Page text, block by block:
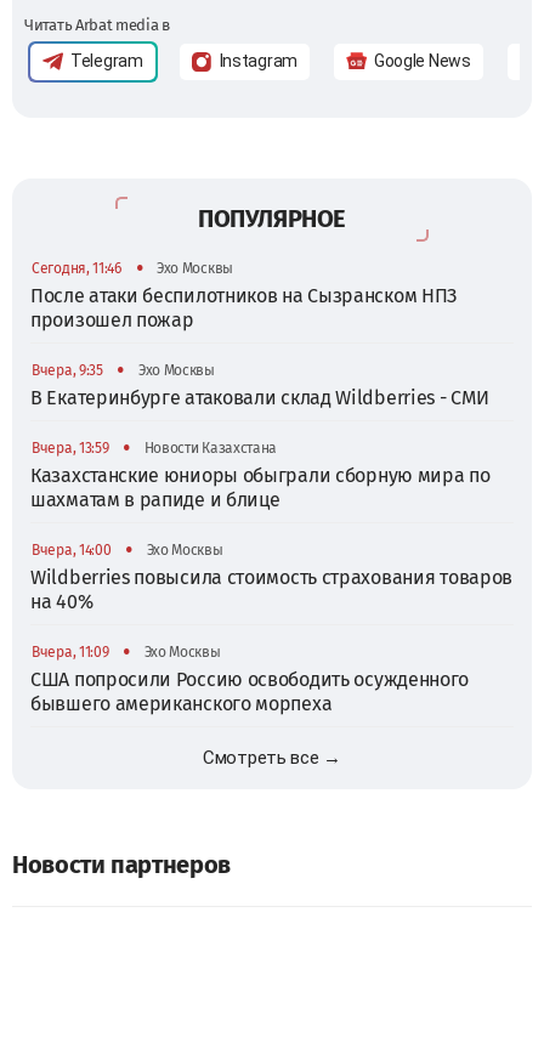
Читать Arbat media в
Telegram Instagram Google News
ПОПУЛЯРНОЕ
Сегодня, 11:46 • Эхо Москвы
После атаки беспилотников на Сызранском НПЗ
произошел пожар
Вчера, 9:35 • Эхо Москвы
В Екатеринбурге атаковали склад Wildberries - СМИ
Вчера, 13:59 • Новости Казахстана
Казахстанские юниоры обыграли сборную мира по
шахматам в рапиде и блице
Вчера, 14:00 • Эхо Москвы
Wildberries повысила стоимость страхования товаров
на 40%
Вчера, 11:09 • Эхо Москвы
США попросили Россию освободить осужденного
бывшего американского морпеха
Смотреть все →
Новости партнеров